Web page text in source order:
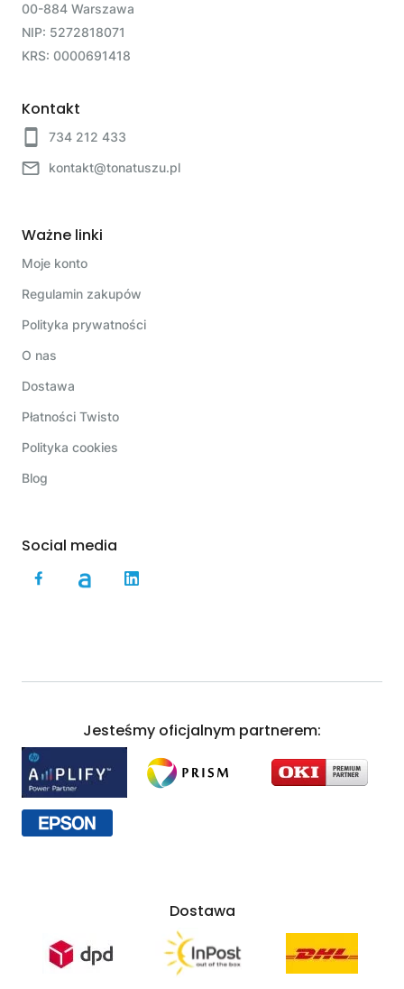
00-884 Warszawa
NIP: 5272818071
KRS: 0000691418
Kontakt
734 212 433
kontakt@tonatuszu.pl
Ważne linki
Moje konto
Regulamin zakupów
Polityka prywatności
O nas
Dostawa
Płatności Twisto
Polityka cookies
Blog
Social media
Jesteśmy oficjalnym partnerem:
Dostawa